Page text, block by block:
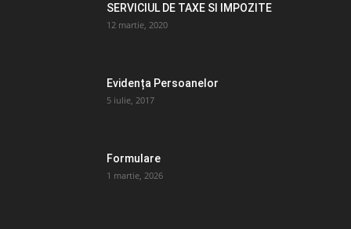
SERVICIUL DE TAXE SI IMPOZITE
12 martie, 2020
Evidența Persoanelor
5 iulie, 2017
Formulare
1 martie, 2026